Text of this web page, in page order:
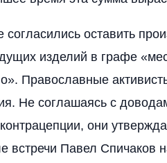
оставить
изделий в графе
Православные
Не соглашаясь с
они
встречи Павел Спичаков